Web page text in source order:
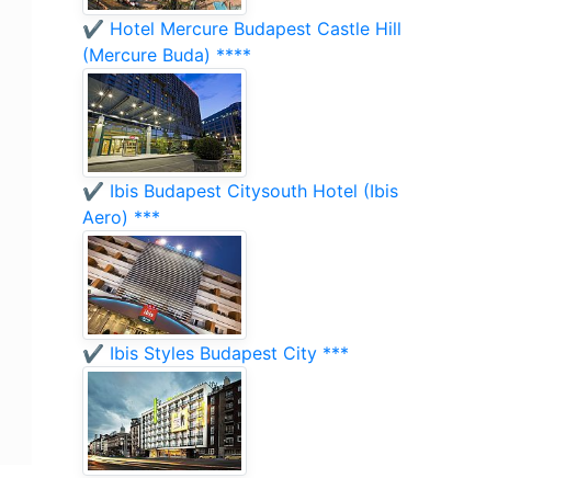
✔️ Hotel Mercure Budapest Castle Hill
(Mercure Buda) ****
✔️ Ibis Budapest Citysouth Hotel (Ibis
Aero) ***
✔️ Ibis Styles Budapest City ***